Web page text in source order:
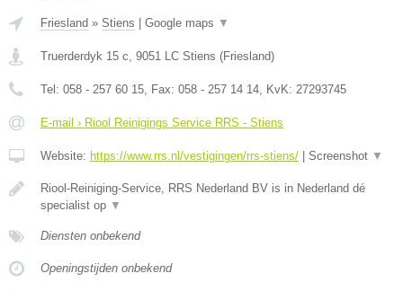
Friesland » Stiens Google maps ▼
Truerderdyk 15 c, 9051 LC Stiens (Friesland)
Tel: 058 - 257 60 15, Fax: 058 - 257 14 14, KvK: 27293745
E-mail › Riool Reinigings Service RRS - Stiens
Website: https://www.rrs.nl/vestigingen/rrs-stiens/ Screenshot ▼
Riool-Reiniging-Service, RRS Nederland BV is in Nederland dé
specialist op ▼
Diensten onbekend
Openingstijden onbekend